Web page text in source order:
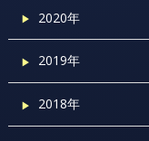
2020年
2019年
2018年